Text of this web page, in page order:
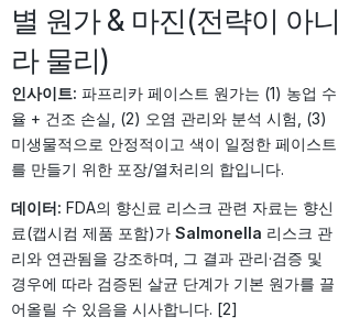
별 원가 & 마진(전략이 아니
라 물리)
인사이트: 파프리카 페이스트 원가는 (1) 농업 수
율 + 건조 손실, (2) 오염 관리와 분석 시험, (3)
미생물적으로 안정적이고 색이 일정한 페이스트
를 만들기 위한 포장/열처리의 합입니다.
데이터: FDA의 향신료 리스크 관련 자료는 향신
료(캡시컴 제품 포함)가 Salmonella 리스크 관
리와 연관됨을 강조하며, 그 결과 관리·검증 및
경우에 따라 검증된 살균 단계가 기본 원가를 끌
어올릴 수 있음을 시사합니다. [2]